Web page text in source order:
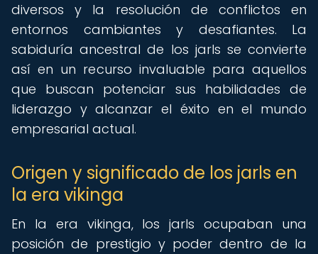
diversos y la resolución de conflictos en
entornos cambiantes y desafiantes. La
sabiduría ancestral de los jarls se convierte
así en un recurso invaluable para aquellos
que buscan potenciar sus habilidades de
liderazgo y alcanzar el éxito en el mundo
empresarial actual.
Origen y significado de los jarls en
la era vikinga
En la era vikinga, los jarls ocupaban una
posición de prestigio y poder dentro de la